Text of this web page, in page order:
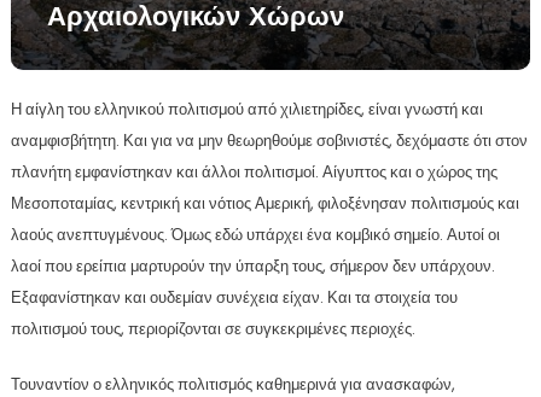
Αρχαιολογικών Χώρων
Η αίγλη του ελληνικού πολιτισμού από χιλιετηρίδες, είναι γνωστή και
αναμφισβήτητη. Και για να μην θεωρηθούμε σοβινιστές, δεχόμαστε ότι στον
πλανήτη εμφανίστηκαν και άλλοι πολιτισμοί. Αίγυπτος και ο χώρος της
Μεσοποταμίας, κεντρική και νότιος Αμερική, φιλοξένησαν πολιτισμούς και
λαούς ανεπτυγμένους. Όμως εδώ υπάρχει ένα κομβικό σημείο. Αυτοί οι
λαοί που ερείπια μαρτυρούν την ύπαρξη τους, σήμερον δεν υπάρχουν.
Εξαφανίστηκαν και ουδεμίαν συνέχεια είχαν. Και τα στοιχεία του
πολιτισμού τους, περιορίζονται σε συγκεκριμένες περιοχές.
Τουναντίον ο ελληνικός πολιτισμός καθημερινά για ανασκαφών,